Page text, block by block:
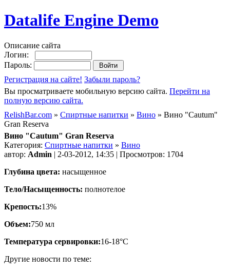
Datalife Engine Demo
Описание сайта
Логин:
Пароль:
Регистрация на сайте! Забыли пароль?
Вы просматриваете мобильную версию сайта. Перейти на
полную версию сайта.
RelishBar.com » Спиртные напитки » Вино » Вино "Cautum"
Gran Reserva
Вино "Cautum" Gran Reserva
Категория: Спиртные напитки » Вино
автор: Admin | 2-03-2012, 14:35 | Просмотров: 1704
Глубина цвета: насыщенное
Тело/Насыщенность: полнотелое
Крепость:13%
Объем:750 мл
Температура сервировки:16-18°C
Другие новости по теме: